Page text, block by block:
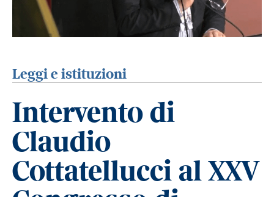
Leggi e istituzioni
Intervento di
Claudio
Cottatellucci al XXV